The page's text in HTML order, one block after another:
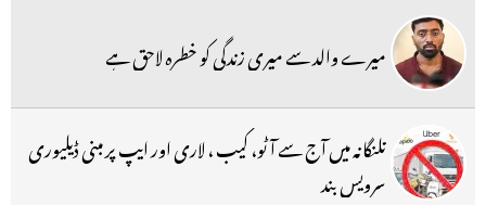
میرے والد سے میری زندگی کو خطرہ لاحق ہے
تلنگانہ میں آج سے آٹو، کیب ، لاری اور ایپ پر مبنی ڈیلیوری
سرویس بند